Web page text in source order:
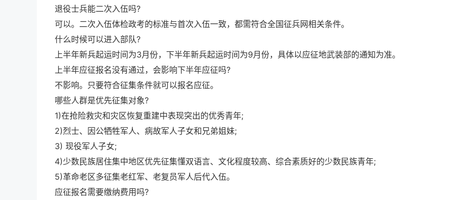
退役士兵能二次入伍吗?
可以。二次入伍体检政考的标准与首次入伍一致，都需符合全国征兵网相关条件。
什么时候可以进入部队?
上半年新兵起运时间为3月份，下半年新兵起运时间为9月份，具体以应征地武装部的通知为准。
上半年应征报名没有通过，会影响下半年应征吗?
不影响。只要符合征集条件就可以报名应征。
哪些人群是优先征集对象?
1)在抢险救灾和灾区恢复重建中表现突出的优秀青年;
2)烈士、因公牺牲军人、病故军人子女和兄弟姐妹;
3) 现役军人子女;
4)少数民族居住集中地区优先征集懂双语言、文化程度较高、综合素质好的少数民族青年;
5)革命老区多征集老红军、老复员军人后代入伍。
应征报名需要缴纳费用吗?